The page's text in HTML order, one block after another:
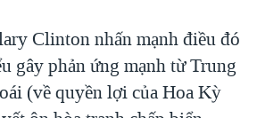
Clinton nhấn mạnh điều đó
gây phản ứng mạnh từ Trung
(về quyền lợi của Hoa Kỳ